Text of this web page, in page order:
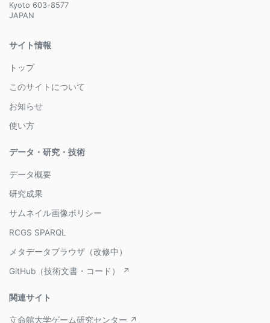
Kyoto 603-8577
JAPAN
サイト情報
トップ
このサイトについて
お知らせ
使い方
データ・研究・技術
データ概要
研究成果
サムネイル画像ポリシー
RCGS SPARQL
メタデータブラウザ（改修中）
GitHub（技術文書・コード） ↗
関連サイト
立命館大学ゲーム研究センター ↗